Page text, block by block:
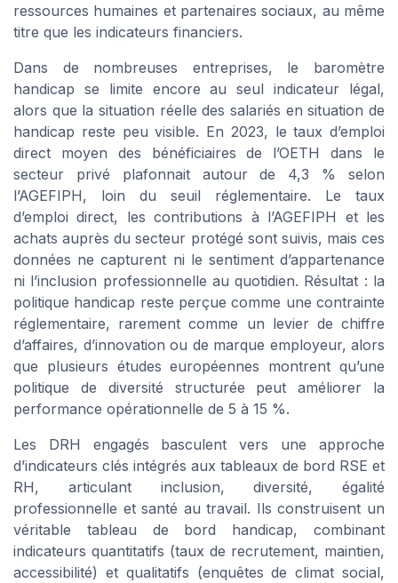
ressources humaines et partenaires sociaux, au même
titre que les indicateurs financiers.
Dans de nombreuses entreprises, le baromètre
handicap se limite encore au seul indicateur légal,
alors que la situation réelle des salariés en situation de
handicap reste peu visible. En 2023, le taux d’emploi
direct moyen des bénéficiaires de l’OETH dans le
secteur privé plafonnait autour de 4,3 % selon
l’AGEFIPH, loin du seuil réglementaire. Le taux
d’emploi direct, les contributions à l’AGEFIPH et les
achats auprès du secteur protégé sont suivis, mais ces
données ne capturent ni le sentiment d’appartenance
ni l’inclusion professionnelle au quotidien. Résultat : la
politique handicap reste perçue comme une contrainte
réglementaire, rarement comme un levier de chiffre
d’affaires, d’innovation ou de marque employeur, alors
que plusieurs études européennes montrent qu’une
politique de diversité structurée peut améliorer la
performance opérationnelle de 5 à 15 %.
Les DRH engagés basculent vers une approche
d’indicateurs clés intégrés aux tableaux de bord RSE et
RH, articulant inclusion, diversité, égalité
professionnelle et santé au travail. Ils construisent un
véritable tableau de bord handicap, combinant
indicateurs quantitatifs (taux de recrutement, maintien,
accessibilité) et qualitatifs (enquêtes de climat social,